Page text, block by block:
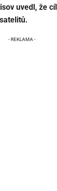
uvedl, že